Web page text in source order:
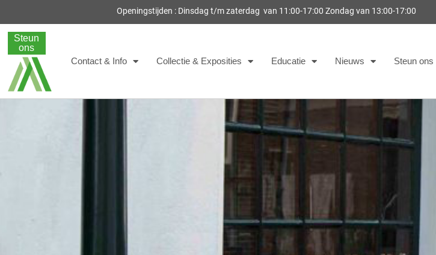
Openingstijden : Dinsdag t/m zaterdag van 11:00-17:00 Zondag van 13:00-17:00
Steun
ons
Contact & Info
Collectie & Exposities Educatie Nieuws Steun ons